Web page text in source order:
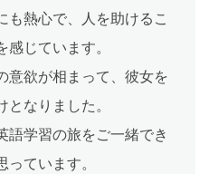
も熱心で、人を助けるこ
じています。
意欲が相まって、彼女を
なりました。
学習の旅をご一緒でき
ています。